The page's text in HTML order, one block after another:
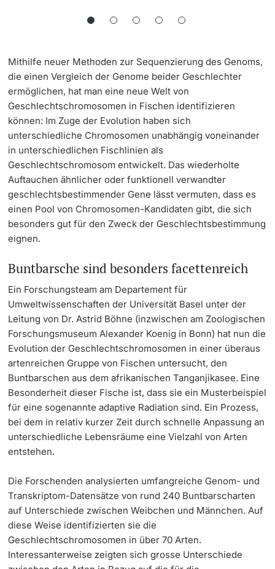
Mithilfe neuer Methoden zur Sequenzierung des Genoms,
die einen Vergleich der Genome beider Geschlechter
ermöglichen, hat man eine neue Welt von
Geschlechtschromosomen in Fischen identifizieren
können: Im Zuge der Evolution haben sich
unterschiedliche Chromosomen unabhängig voneinander
in unterschiedlichen Fischlinien als
Geschlechtschromosom entwickelt. Das wiederholte
Auftauchen ähnlicher oder funktionell verwandter
geschlechtsbestimmender Gene lässt vermuten, dass es
einen Pool von Chromosomen-Kandidaten gibt, die sich
besonders gut für den Zweck der Geschlechtsbestimmung
eignen.
Buntbarsche sind besonders facettenreich
Ein Forschungsteam am Departement für
Umweltwissenschaften der Universität Basel unter der
Leitung von Dr. Astrid Böhne (inzwischen am Zoologischen
Forschungsmuseum Alexander Koenig in Bonn) hat nun die
Evolution der Geschlechtschromosomen in einer überaus
artenreichen Gruppe von Fischen untersucht, den
Buntbarschen aus dem afrikanischen Tanganjikasee. Eine
Besonderheit dieser Fische ist, dass sie ein Musterbeispiel
für eine sogenannte adaptive Radiation sind. Ein Prozess,
bei dem in relativ kurzer Zeit durch schnelle Anpassung an
unterschiedliche Lebensräume eine Vielzahl von Arten
entstehen.
Die Forschenden analysierten umfangreiche Genom- und
Transkriptom-Datensätze von rund 240 Buntbarscharten
auf Unterschiede zwischen Weibchen und Männchen. Auf
diese Weise identifizierten sie die
Geschlechtschromosomen in über 70 Arten.
Interessanterweise zeigten sich grosse Unterschiede